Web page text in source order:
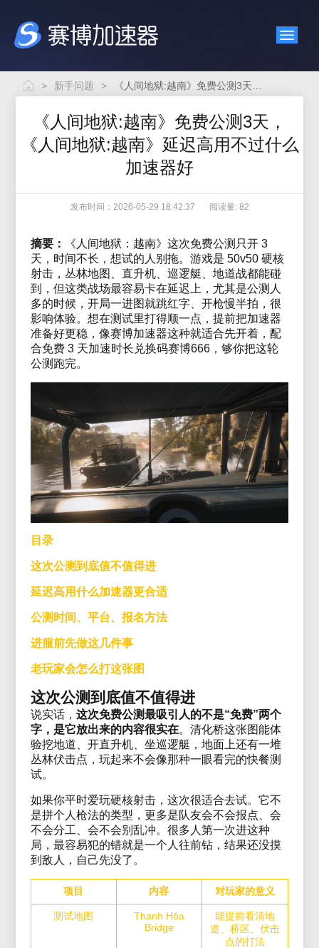
> 新手问题 >
《人间地狱:越南》免费公测3天，
《人间地狱:越南》延迟高用不过什么
加速器好
发布时间：2026-05-29 18:42:37 阅读量: 82
摘要：
《人间地狱：越南》这次免费公测只开 3
天，时间不长，想试的人别拖。游戏是 50v50 硬核
射击，丛林地图、直升机、巡逻艇、地道战都能碰
到，但这类战场最容易卡在延迟上，尤其是公测人
多的时候，开局一进图就跳红字、开枪慢半拍，很
影响体验。想在测试里打得顺一点，提前把加速器
准备好更稳，像赛博加速器这种就适合先开着，配
合免费 3 天加速时长兑换码赛博666，够你把这轮
公测跑完。
目录
这次公测到底值不值得进
延迟高用什么加速器更合适
公测时间、平台、报名方法
进服前先做这几件事
老玩家会怎么打这张图
这次公测到底值不值得进
说实话， 这次免费公测最吸引人的不是“免费”两个
字，是它放出来的内容很实在。清化桥这张图能体
验挖地道、开直升机、坐巡逻艇，地面上还有一堆
丛林伏击点，玩起来不会像那种一眼看完的快餐测
试。
如果你平时爱玩硬核射击，这次很适合去试。它不
是拼个人枪法的类型，更多是队友会不会报点、会
不会分工、会不会别乱冲。很多人第一次进这种
局，最容易犯的错就是一个人往前钻，结果还没摸
到敌人，自己先没了。
项目 内容 对玩家的意义
测试地图
Thanh Hóa
Bridge
能提前看清地
道、桥区、伏击
点的打法